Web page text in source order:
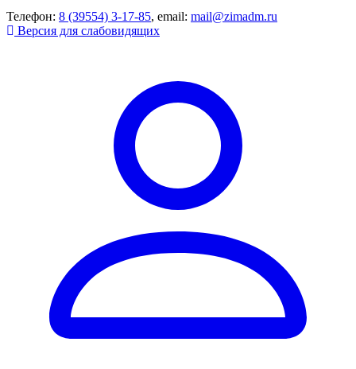
Телефон: 8 (39554) 3-17-85, email: mail@zimadm.ru
Версия для слабовидящих